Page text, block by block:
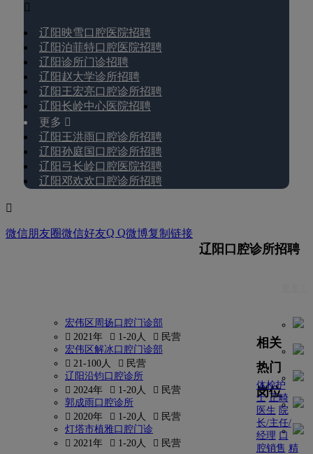

辽阳映雪口腔医院招聘
辽阳泊菲特口腔医院招聘
辽阳诊所门诊招聘
辽阳赵大学诊所招聘
辽阳王宏亮口腔诊所招聘
辽阳长岭中心医院招聘
更多 
辽阳王洪雨口腔诊所招聘
辽阳孙庭国口腔诊所招聘
辽阳弓长岭口腔医院招聘
辽阳邓欢欢口腔诊所招聘

微信朋友圈微信好友Q Q微博复制链接
辽阳口腔诊所招聘
宏伟区周扬口腔门诊部
 2021年
 1-20人
 民营
宏伟区解冰口腔门诊部
 21-100人
 民营
辽阳沿钧口腔诊所
 2024年
 1-20人
 民营
郭成雨口腔诊所
 2020年
 1-20人
 民营
灯塔市植雅口腔门诊
 2021年
 1-20人  民营
相关
热门
岗位
体检护
士 正畸
医生 院
长/主任/
经理 口
腔销售 精